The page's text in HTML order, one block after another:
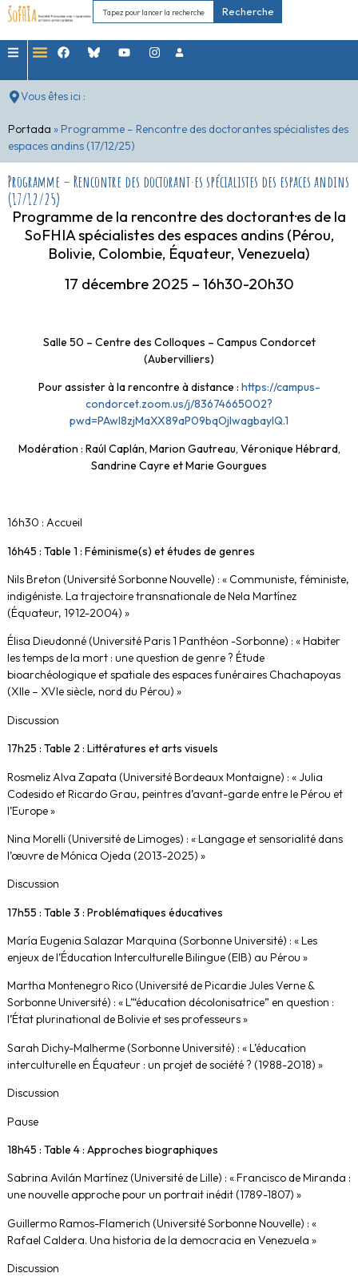
Recherche
Vous êtes ici :
Portada » Programme – Rencontre des doctorant·es spécialistes des
espaces andins (17/12/25)
Programme – Rencontre des doctorant·es spécialistes des espaces andins
(17/12/25)
Programme de la rencontre des doctorant·es de la
SoFHIA spécialistes des espaces andins (Pérou,
Bolivie, Colombie, Équateur, Venezuela)
17 décembre 2025 – 16h30-20h30
Salle 50 – Centre des Colloques – Campus Condorcet
(Aubervilliers)
Pour assister à la rencontre à distance : https://campus-
condorcet.zoom.us/j/83674665002?
pwd=PAwl8zjMaXX89aP09bqOjIwagbayIQ.1
Modération : Raúl Caplán, Marion Gautreau, Véronique Hébrard,
Sandrine Cayre et Marie Gourgues
16h30 : Accueil
16h45 : Table 1 : Féminisme(s) et études de genres
Nils Breton (Université Sorbonne Nouvelle) : « Communiste, féministe,
indigéniste. La trajectoire transnationale de Nela Martínez
(Équateur, 1912-2004) »
Élisa Dieudonné (Université Paris 1 Panthéon -Sorbonne) : « Habiter
les temps de la mort : une question de genre ? Étude
bioarchéologique et spatiale des espaces funéraires Chachapoyas
(XIIe – XVIe siècle, nord du Pérou) »
Discussion
17h25 : Table 2 : Littératures et arts visuels
Rosmeliz Alva Zapata (Université Bordeaux Montaigne) : « Julia
Codesido et Ricardo Grau, peintres d’avant-garde entre le Pérou et
l’Europe »
Nina Morelli (Université de Limoges) : « Langage et sensorialité dans
l’œuvre de Mónica Ojeda (2013-2025) »
Discussion
17h55 : Table 3 : Problématiques éducatives
María Eugenia Salazar Marquina (Sorbonne Université) : « Les
enjeux de l’Éducation Interculturelle Bilingue (EIB) au Pérou »
Martha Montenegro Rico (Université de Picardie Jules Verne &
Sorbonne Université) : « L’“éducation décolonisatrice” en question :
l’État plurinational de Bolivie et ses professeurs »
Sarah Dichy-Malherme (Sorbonne Université) : « L’éducation
interculturelle en Équateur : un projet de société ? (1988-2018) »
Discussion
Pause
18h45 : Table 4 : Approches biographiques
Sabrina Avilán Martínez (Université de Lille) : « Francisco de Miranda :
une nouvelle approche pour un portrait inédit (1789-1807) »
Guillermo Ramos-Flamerich (Université Sorbonne Nouvelle) : «
Rafael Caldera. Una historia de la democracia en Venezuela »
Discussion